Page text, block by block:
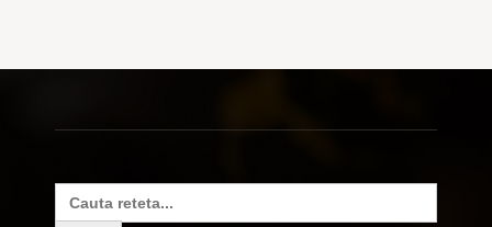
Search
for: